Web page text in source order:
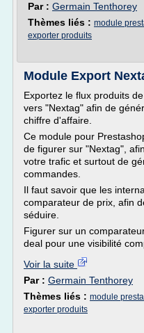
Par : Germain Tenthorey
Thèmes liés : module
exporter produits
Module Export
Exportez le flux produits
vers "Nextag" afin de
chiffre d'affaire.
Ce module pour
de figurer sur "Nextag",
votre trafic et surtout de
commandes.
Il faut savoir que les
comparateur de prix, afin
séduire.
Figurer sur un
deal pour une visibilité
Voir la suite
Par : Germain Tenthorey
Thèmes liés : module
exporter produits